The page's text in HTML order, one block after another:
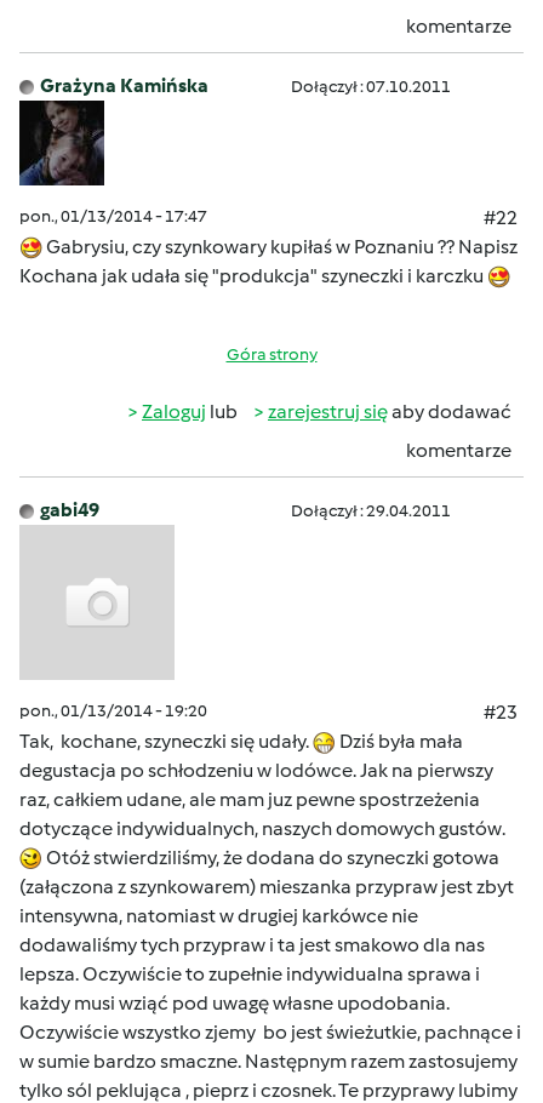
komentarze
Grażyna Kamińska Dołączył : 07.10.2011
pon., 01/13/2014 - 17:47
#22
Gabrysiu, czy szynkowary kupiłaś w Poznaniu ?? Napisz
Kochana jak udała się "produkcja" szyneczki i karczku
Góra strony
Zaloguj lub zarejestruj sięaby dodawać
komentarze
gabi49 Dołączył : 29.04.2011
pon., 01/13/2014 - 19:20
#23
Tak, kochane, szyneczki się udały.
Dziś była mała
degustacja po schłodzeniu w lodówce. Jak na pierwszy
raz, całkiem udane, ale mam juz pewne spostrzeżenia
dotyczące indywidualnych, naszych domowych gustów.
Otóż stwierdziliśmy, że dodana do szyneczki gotowa
(załączona z szynkowarem) mieszanka przypraw jest zbyt
intensywna, natomiast w drugiej karkówce nie
dodawaliśmy tych przypraw i ta jest smakowo dla nas
lepsza. Oczywiście to zupełnie indywidualna sprawa i
każdy musi wziąć pod uwagę własne upodobania.
Oczywiście wszystko zjemy bo jest świeżutkie, pachnące i
w sumie bardzo smaczne. Następnym razem zastosujemy
tylko sól peklująca , pieprz i czosnek. Te przyprawy lubimy